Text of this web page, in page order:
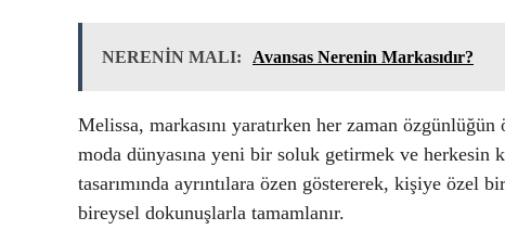
NERENİN MALI: Avansas Nerenin Markasıdır?
Melissa, markasını yaratırken her zaman
moda dünyasına yeni bir soluk getirmek ve
tasarımında ayrıntılara özen göstererek, kişiye özel
bireysel dokunuşlarla tamamlanır.